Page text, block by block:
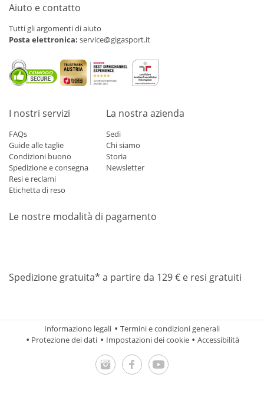
Aiuto e contatto
Tutti gli argomenti di aiuto
Posta elettronica: service@gigasport.it
I nostri servizi
FAQs
Guide alle taglie
Condizioni buono
Spedizione e consegna
Resi e reclami
Etichetta di reso
La nostra azienda
Sedi
Chi siamo
Storia
Newsletter
Le nostre modalità di pagamento
Spedizione gratuita* a partire da 129 € e resi gratuiti
Informaziono legali
Termini e condizioni generali
Protezione dei dati
Impostazioni dei cookie Accessibilità